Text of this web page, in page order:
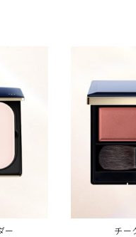
ー チー